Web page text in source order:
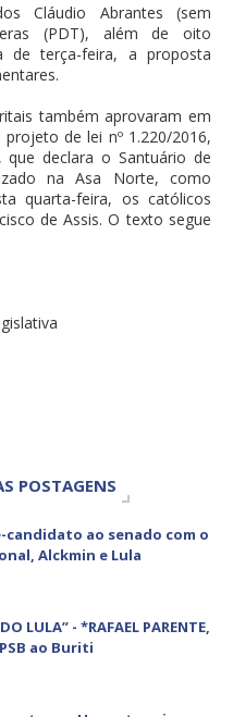
Cláudio Abrantes (sem
(PDT), além de oito
de terça-feira, a proposta
também aprovaram em
de lei nº 1.220/2016,
que declara o Santuário de
na Asa Norte, como
quarta-feira, os católicos
de Assis. O texto segue
POSTAGENS
candidato ao senado com o
Alckmin e Lula
LULA” - *RAFAEL PARENTE,
ao Buriti